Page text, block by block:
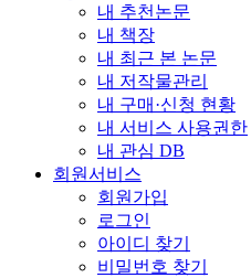
내 추천논문
내 책장
내 최근 본 논문
내 저작물관리
내 구매·신청 현황
내 서비스 사용권한
내 관심 DB
회원서비스
회원가입
로그인
아이디 찾기
비밀번호 찾기